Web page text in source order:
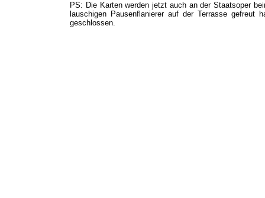
PS: Die Karten werden jetzt auch an der Staatsoper
lauschigen Pausenflanierer auf der Terrasse
geschlossen.